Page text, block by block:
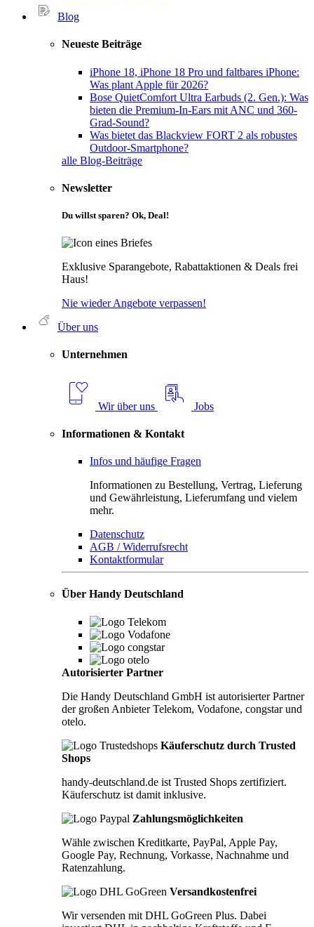
Blog
Neueste Beiträge
iPhone 18, iPhone 18 Pro und faltbares iPhone:
Was plant Apple für 2026?
Bose QuietComfort Ultra Earbuds (2. Gen.): Was
bieten die Premium-In-Ears mit ANC und 360-
Grad-Sound?
Was bietet das Blackview FORT 2 als robustes
Outdoor-Smartphone?
alle Blog-Beiträge
Newsletter
Du willst sparen? Ok, Deal!
Exklusive Sparangebote, Rabattaktionen & Deals frei
Haus!
Nie wieder Angebote verpassen!
Über uns
Unternehmen
Wir über uns Jobs
Informationen & Kontakt
Infos und häufige Fragen
Informationen zu Bestellung, Vertrag, Lieferung
und Gewährleistung, Lieferumfang und vielem
mehr.
Datenschutz
AGB / Widerrufsrecht
Kontaktformular
Über Handy Deutschland
Autorisierter Partner
Die Handy Deutschland GmbH ist autorisierter Partner
der großen Anbieter Telekom, Vodafone, congstar und
otelo.
Käuferschutz durch Trusted
Shops
handy-deutschland.de ist Trusted Shops zertifiziert.
Käuferschutz ist damit inklusive.
Zahlungsmöglichkeiten
Wähle zwischen Kreditkarte, PayPal, Apple Pay,
Google Pay, Rechnung, Vorkasse, Nachnahme und
Ratenzahlung.
Versandkostenfrei
Wir versenden mit DHL GoGreen Plus. Dabei